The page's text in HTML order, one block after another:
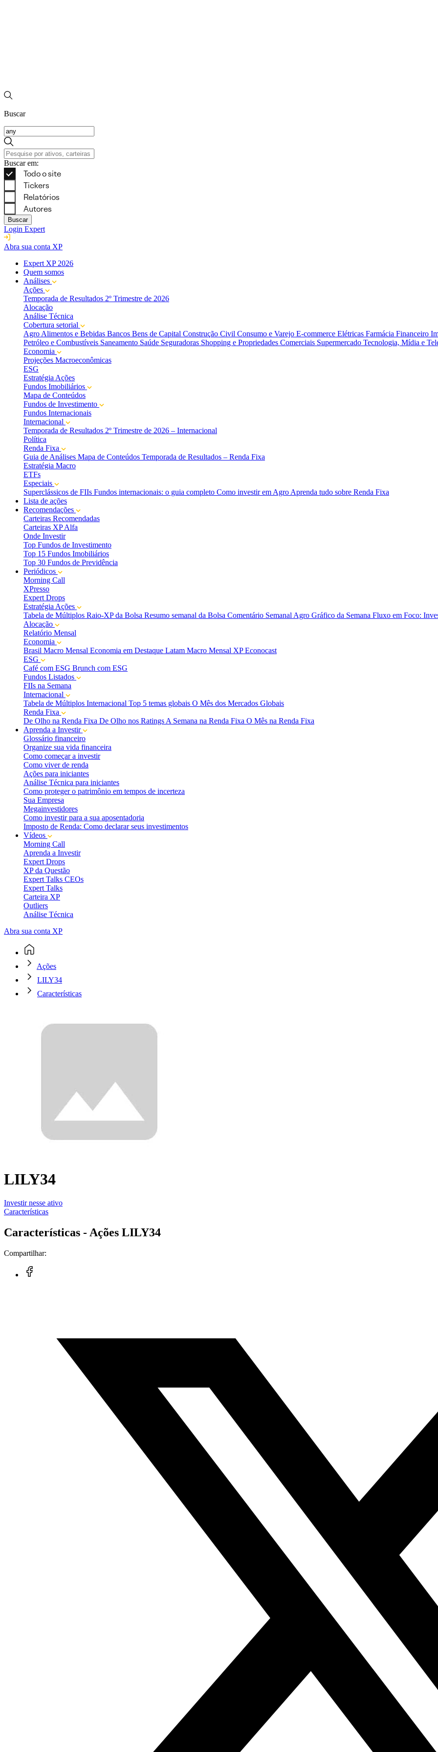
Buscar
Buscar em:
Buscar
Login Expert
Abra sua conta XP
Expert XP 2026
Quem somos
Análises
Ações
Temporada de Resultados 2º Trimestre de 2026
Alocação
Análise Técnica
Cobertura setorial
AgroAlimentos e Bebidas Bancos Bens de Capital Construção Civil Consumo e Varejo E-commerce Elétricas Farmácia Financeiro
Petróleo e Combustíveis Saneamento Saúde Seguradoras Shopping e Propriedades Comerciais Supermercado Tecnologia, Mídia e
Economia
Projeções Macroeconômicas
ESG
Estratégia Ações
Fundos Imobiliários
Mapa de Conteúdos
Fundos de Investimento
Fundos Internacionais
Internacional
Temporada de Resultados 2º Trimestre de 2026 – Internacional
Política
Renda Fixa
Guia de Análises Mapa de Conteúdos Temporada de Resultados – Renda Fixa
Estratégia Macro
ETFs
Especiais
Superclássicos de FIIs Fundos internacionais: o guia completo Como investir em AgroAprenda tudo sobre Renda Fixa
Lista de ações
Recomendações
Carteiras Recomendadas
Carteiras XP Alfa
Onde Investir
Top Fundos de Investimento
Top 15 Fundos Imobiliários
Top 30 Fundos de Previdência
Periódicos
Morning Call
XPresso
Expert Drops
Estratégia Ações
Tabela de Múltiplos Raio-XP da Bolsa Resumo semanal da Bolsa Comentário Semanal Agro Gráfico da Semana Fluxo em Foco:
Alocação
Relatório Mensal
Economia
Brasil Macro Mensal Economia em Destaque Latam Macro Mensal XP Econocast
ESG
Café com ESG Brunch com ESG
Fundos Listados
FIIs na Semana
Internacional
Tabela de Múltiplos Internacional Top 5 temas globais O Mês dos Mercados Globais
Renda Fixa
De Olho na Renda Fixa De Olho nos RatingsA Semana na Renda Fixa O Mês na Renda Fixa
Aprenda a Investir
Glossário financeiro
Organize sua vida financeira
Como começar a investir
Como viver de renda
Ações para iniciantes
Análise Técnica para iniciantes
Como proteger o patrimônio em tempos de incerteza
Sua Empresa
Megainvestidores
Como investir para a sua aposentadoria
Imposto de Renda: Como declarar seus investimentos
Vídeos
Morning Call
Aprenda a Investir
Expert Drops
XP da Questão
Expert Talks CEOs
Expert Talks
Carteira XP
Outliers
Análise Técnica
Abra sua conta XP
Ações
LILY34
Características
LILY34
Investir nesse ativo
Características
Características - Ações LILY34
Compartilhar: